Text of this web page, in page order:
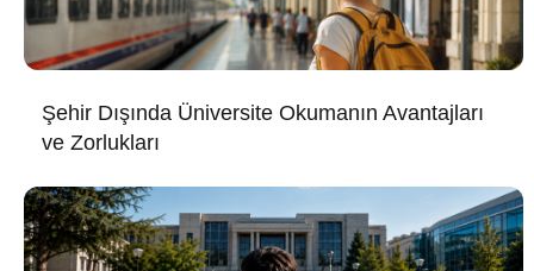
Şehir Dışında Üniversite Okumanın Avantajları
ve Zorlukları